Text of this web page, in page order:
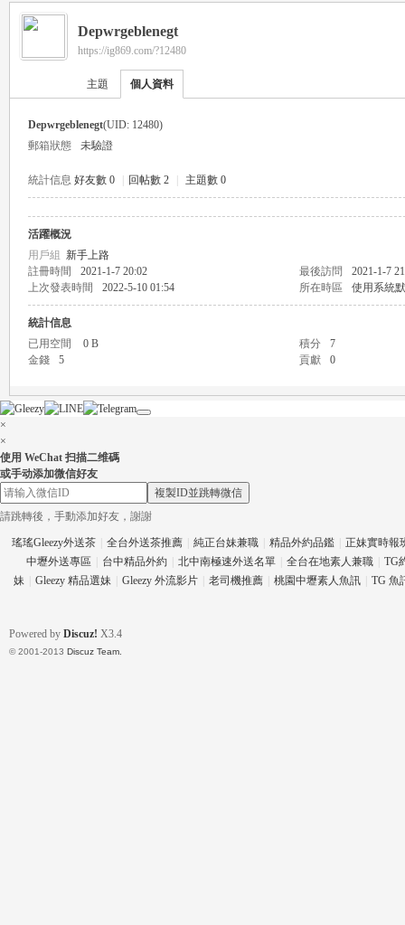
›
Depwrgeblenegt
https://ig869.com/?12480
主題 個人資料
Depwrgeblenegt(UID: 12480)
郵箱狀態
未驗證
統計信息 好友數 0 回帖數 2 主題數 0
活躍概況
用戶組 新手上路
註冊時間
2021-1-7 20:02 最後訪問
2021-1-7
上次發表時間
2022-5-10 01:54 所在時區 使用系統
統計信息
已用空間
0 B 積分
7
金錢
5 貢獻 0
×
×
使用 WeChat 扫描二维碼
或手动添加微信好友
複製ID並跳轉微信
請跳轉後，手動添加好友，謝謝
瑤瑤Gleezy外送茶 全台外送茶推薦 純正台妹兼職 精品外約品鑑
正妹實時報
中壢外送專區
台中精品外約 北中南極速外送名單 全台在地素人兼職
TG
妹
Gleezy 精品選妹 Gleezy 外流影片 老司機推薦 桃園中壢素人魚訊 TG 魚
Powered by Discuz! X3.4
© 2001-2013 Discuz Team.